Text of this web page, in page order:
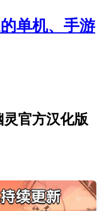
单机、手游
灵官方汉化版